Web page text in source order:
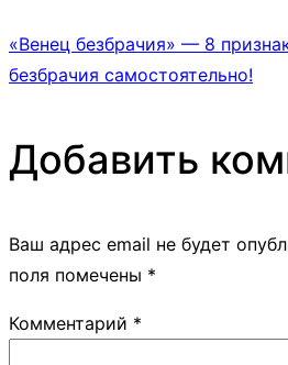
«Венец безбрачия» — 8
безбрачия самостоятельно!
Добавить
Ваш адрес email не будет
поля помечены *
Комментарий *